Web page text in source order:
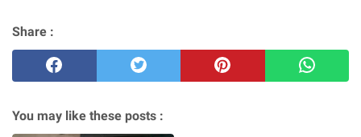
Share :
You may like these posts :